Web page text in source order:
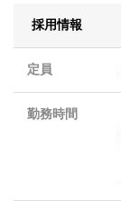
採用情報
定員
勤務時間